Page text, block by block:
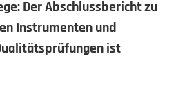
Der Abschlussbericht zu
Instrumenten und
ist